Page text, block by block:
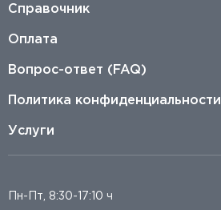
Справочник
Оплата
Вопрос-ответ (FAQ)
Политика конфиденциальности
Услуги
Пн-Пт, 8:30-17:10 ч